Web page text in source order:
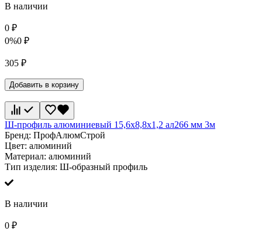
В наличии
0 ₽
0%0 ₽
305 ₽
Добавить в корзину
Ш-профиль алюминиевый 15,6х8,8х1,2 ал266 мм 3м
Бренд: ПрофАлюмСтрой
Цвет: алюминий
Материал: алюминий
Тип изделия: Ш-образный профиль
В наличии
0 ₽